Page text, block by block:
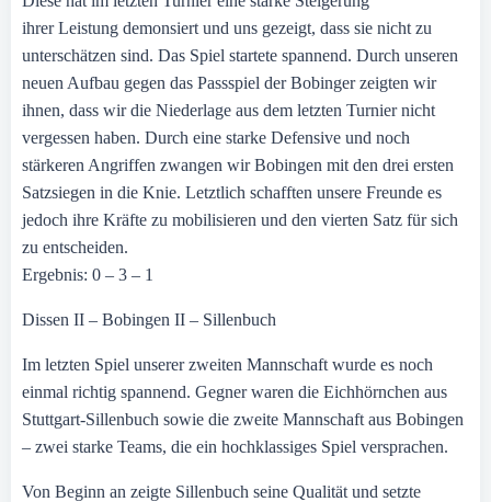
ihrer Leistung demonsiert und uns gezeigt, dass sie nicht zu
unterschätzen sind. Das Spiel startete spannend. Durch unseren
neuen Aufbau gegen das Passspiel der Bobinger zeigten wir
ihnen, dass wir die Niederlage aus dem letzten Turnier nicht
vergessen haben. Durch eine starke Defensive und noch
stärkeren Angriffen zwangen wir Bobingen mit den drei ersten
Satzsiegen in die Knie. Letztlich schafften unsere Freunde es
jedoch ihre Kräfte zu mobilisieren und den vierten Satz für sich
zu entscheiden.
Ergebnis: 0 – 3 – 1
Dissen II – Bobingen II – Sillenbuch
Im letzten Spiel unserer zweiten Mannschaft wurde es noch
einmal richtig spannend. Gegner waren die Eichhörnchen aus
Stuttgart-Sillenbuch sowie die zweite Mannschaft aus Bobingen
– zwei starke Teams, die ein hochklassiges Spiel versprachen.
Von Beginn an zeigte Sillenbuch seine Qualität und setzte